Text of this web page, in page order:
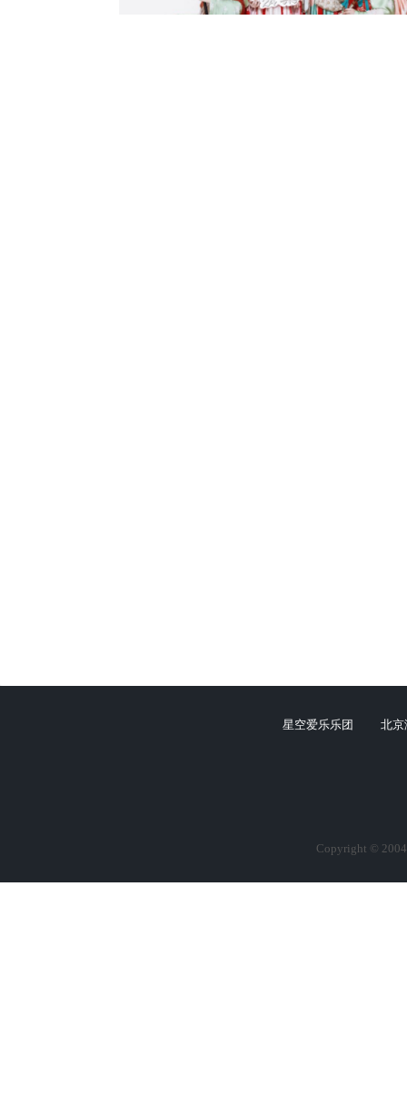
星空爱乐乐团 北京
Copyright ©